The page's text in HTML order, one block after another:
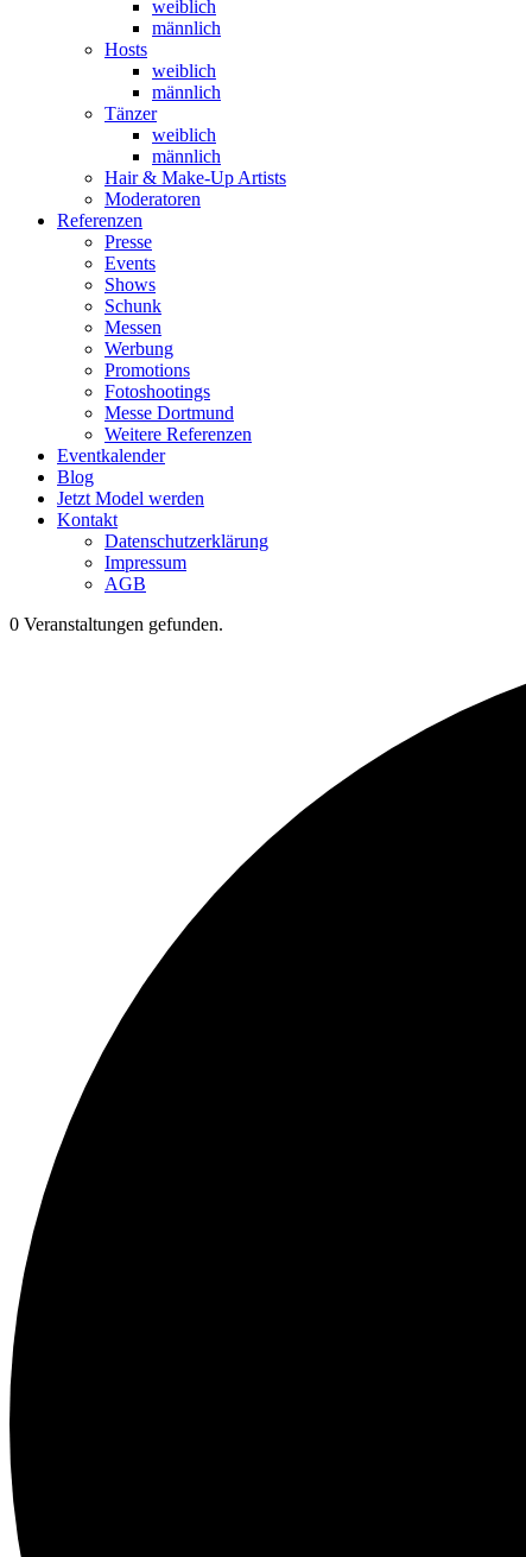
weiblich
männlich
Hosts
weiblich
männlich
Tänzer
weiblich
männlich
Hair & Make-Up Artists
Moderatoren
Referenzen
Presse
Events
Shows
Schunk
Messen
Werbung
Promotions
Fotoshootings
Messe Dortmund
Weitere Referenzen
Eventkalender
Blog
Jetzt Model werden
Kontakt
Datenschutzerklärung
Impressum
AGB
0 Veranstaltungen gefunden.